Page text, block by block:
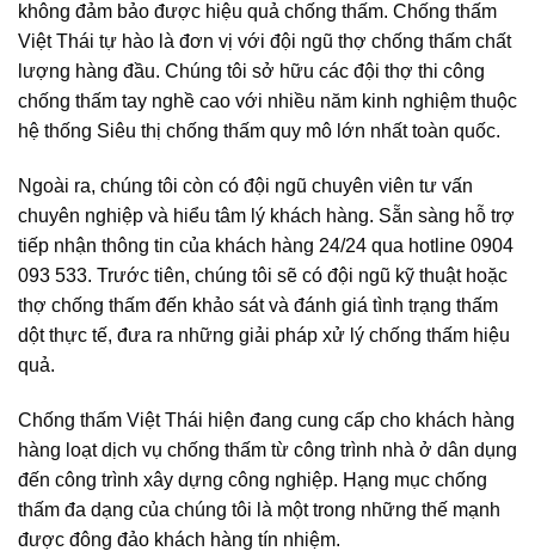
không đảm bảo được hiệu quả chống thấm. Chống thấm
Việt Thái tự hào là đơn vị với đội ngũ thợ chống thấm chất
lượng hàng đầu. Chúng tôi sở hữu các đội thợ thi công
chống thấm tay nghề cao với nhiều năm kinh nghiệm thuộc
hệ thống Siêu thị chống thấm quy mô lớn nhất toàn quốc.
Ngoài ra, chúng tôi còn có đội ngũ chuyên viên tư vấn
chuyên nghiệp và hiểu tâm lý khách hàng. Sẵn sàng hỗ trợ
tiếp nhận thông tin của khách hàng 24/24 qua hotline 0904
093 533. Trước tiên, chúng tôi sẽ có đội ngũ kỹ thuật hoặc
thợ chống thấm đến khảo sát và đánh giá tình trạng thấm
dột thực tế, đưa ra những giải pháp xử lý chống thấm hiệu
quả.
Chống thấm Việt Thái hiện đang cung cấp cho khách hàng
hàng loạt dịch vụ chống thấm từ công trình nhà ở dân dụng
đến công trình xây dựng công nghiệp. Hạng mục chống
thấm đa dạng của chúng tôi là một trong những thế mạnh
được đông đảo khách hàng tín nhiệm.